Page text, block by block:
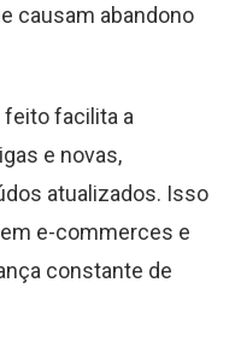
causam abandono
facilita a
e novas,
atualizados. Isso
e-commerces e
constante de